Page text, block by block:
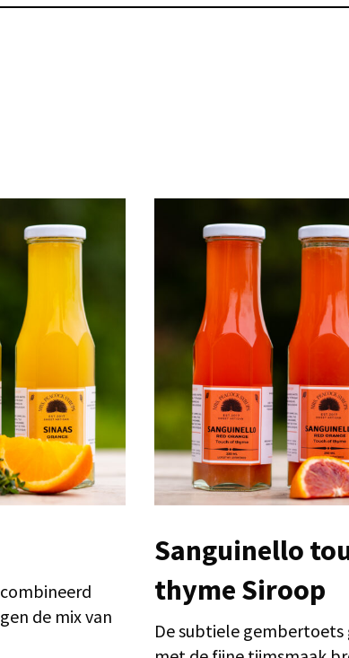
de mix van
Sanguinello
thyme Siroop
De subtiele